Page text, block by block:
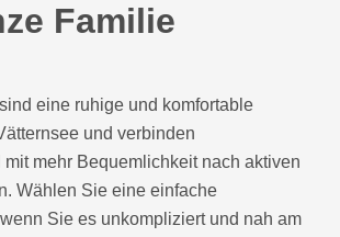
Familie
eine ruhige und komfortable
und verbinden
mehr Bequemlichkeit nach aktiven
Wählen Sie eine einfache
Sie es unkompliziert und nah am